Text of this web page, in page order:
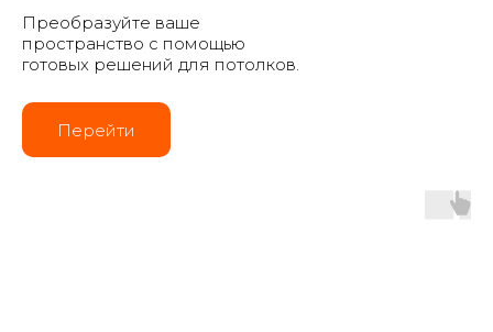
Преобразуйте ваше
пространство с помощью
готовых решений для потолков.
Перейти